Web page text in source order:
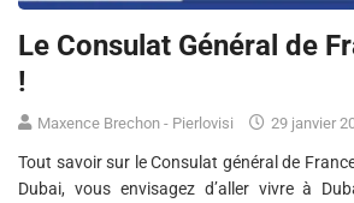
Le Consulat Général de
!
Maxence Brechon - Pierlovisi 29 janvier
Tout savoir sur le Consulat général de
Dubai, vous envisagez d’aller vivre à